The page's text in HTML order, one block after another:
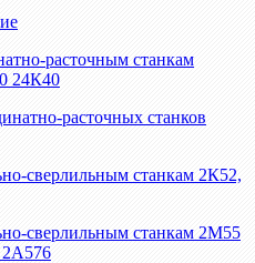
расточным станкам
24К40
расточных станков
сверлильным станкам 2К52,
сверлильным станкам 2М55